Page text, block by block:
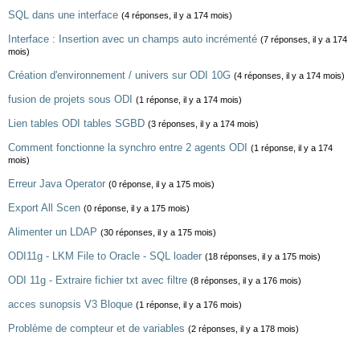
SQL dans une interface (4 réponses, il y a 174 mois)
Interface : Insertion avec un champs auto incrémenté (7 réponses, il y a 174
mois)
Création d'environnement / univers sur ODI 10G (4 réponses, il y a 174 mois)
fusion de projets sous ODI (1 réponse, il y a 174 mois)
Lien tables ODI tables SGBD (3 réponses, il y a 174 mois)
Comment fonctionne la synchro entre 2 agents ODI
(1 réponse, il y a 174
mois)
Erreur Java Operator (0 réponse, il y a 175 mois)
Export All Scen (0 réponse, il y a 175 mois)
Alimenter un LDAP (30 réponses, il y a 175 mois)
ODI11g - LKM File to Oracle - SQL loader (18 réponses, il y a 175 mois)
ODI 11g - Extraire fichier txt avec filtre (8 réponses, il y a 176 mois)
acces sunopsis V3 Bloque (1 réponse, il y a 176 mois)
Problème de compteur et de variables (2 réponses, il y a 178 mois)